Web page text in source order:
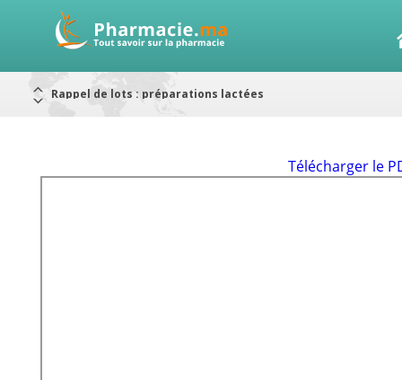
Rappel de lots : préparations lactées